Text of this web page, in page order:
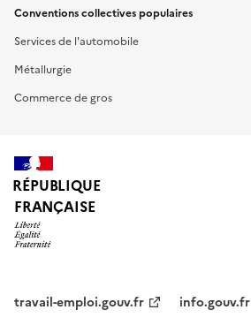
Conventions collectives populaires
Services de l'automobile
Métallurgie
Commerce de gros
RÉPUBLIQUE
FRANÇAISE
travail-emploi.gouv.fr
info.gouv.fr